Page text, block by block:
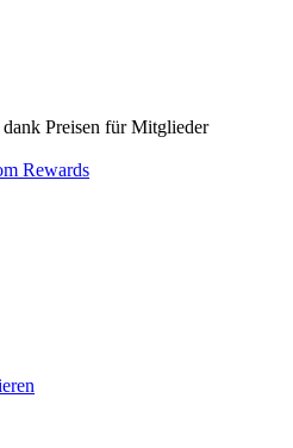
Preisen für Mitglieder
Rewards